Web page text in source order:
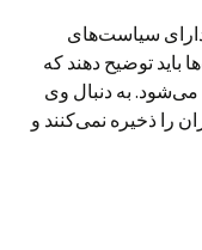
دارای سیاست‌های
توضیح دهند که
می‌شود. به دنبال وی
را ذخیره نمی‌کنند و